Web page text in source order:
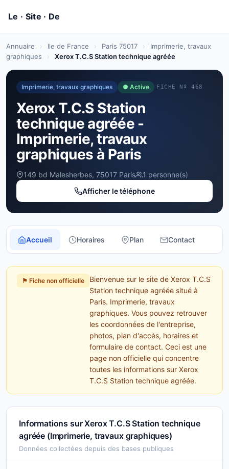
Annuaire › Ile de France › Paris 75017 ›
Imprimerie, travaux
graphiques
› Xerox T.C.S Station technique agréée
Imprimerie, travaux graphiques ● Active FICHE Nº 468
Xerox T.C.S Station
technique agréée -
Imprimerie, travaux
graphiques à Paris
149 bd Malesherbes, 75017 Paris
1 personne(s)
Afficher le téléphone
Accueil Horaires Plan Contact
⚑ Fiche non officielle
Bienvenue sur le site de Xerox T.C.S
Station technique agréée situé à
Paris. Imprimerie, travaux
graphiques. Vous pouvez retrouver
les coordonnées de l'entreprise,
photos, plan d'accès, horaires et
formulaire de contact. Ceci est une
page non officielle qui concentre
toutes les informations sur Xerox
T.C.S Station technique agréée.
Informations sur Xerox T.C.S Station technique
agréée (Imprimerie, travaux graphiques)
Données collectées depuis des bases publiques